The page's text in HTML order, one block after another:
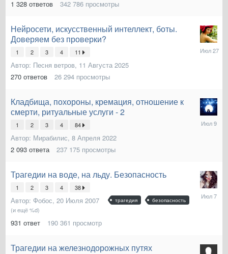
1 328 ответов 342 786 просмотры
Нейросети, искусственный интеллект, боты.
Доверяем без проверки?
1 2 3 4 11
Автор: Песня ветров, 11 Августа 2025
270 ответов 26 294 просмотры
27
Июля
Кладбища, похороны, кремация, отношение к
смерти, ритуальные услуги - 2
1 2 3 4 84
Автор: Мирабилис, 8 Апреля 2022
2 093 ответа 237 175 просмотры
9
Июля
Трагедии на воде, на льду. Безопасность
1 2 3 4 38
Автор: Фобос, 20 Июля 2007 трагедия безопасность
(и ещё %d)
931 ответ 190 361 просмотр
7
Июля
Трагедии на железнодорожных путях